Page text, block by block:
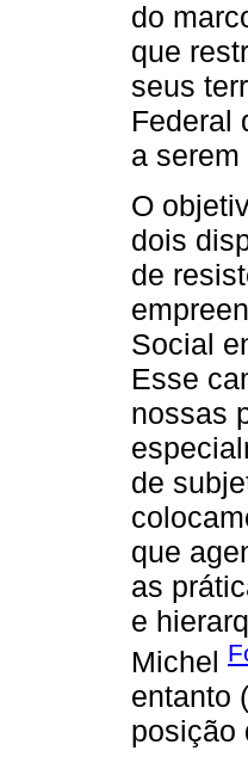
do
que
seus
Federal
a
O
dois
de
Social
Esse
nossas
de
que
as
e
Michel
entanto
posição